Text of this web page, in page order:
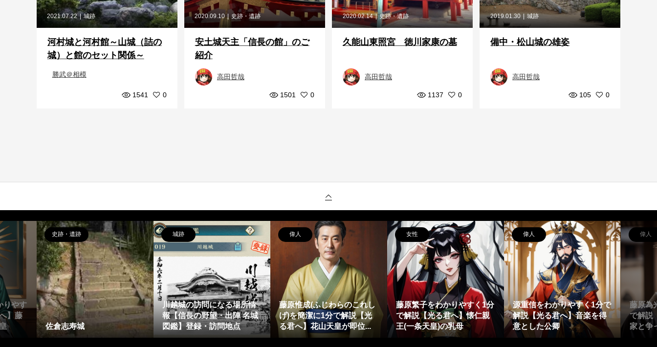
2021.07.22 城跡
河村城と河村館～山城（詰の
城）と館のセット関係～
勝武＠相模
1541 0
2020.09.10 史跡・遺跡
安土城天主「信長の館」のご
紹介
高田哲哉
1501 0
2020.02.14 史跡・遺跡
久能山東照宮 徳川家康の墓
高田哲哉
1137 0
2019.01.30 城跡
備中・松山城の雄姿
高田哲哉
105 0
りやす
】藤
史跡・遺跡
佐倉志寿城
城跡
川越城の訪問になる場所情
報【信長の野望・出陣 名城
図鑑】登録・訪問地点
偉人
藤原惟成(ふじわらのこれし
げ)を簡潔に1分で解説【光
る君へ】花山天皇が即位...
女性
藤原繁子をわかりやすく1分
で解説【光る君へ】懐仁親
王(一条天皇)の乳母
偉人
源重信をわかりやすく1分で
解説【光る君へ】音楽を得
意とした公卿
偉人
藤原為
で解説
家と争